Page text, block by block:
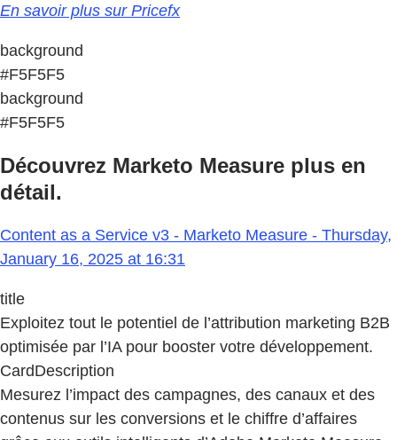
En savoir plus sur Pricefx
background
#F5F5F5
background
#F5F5F5
Découvrez Marketo Measure plus en
détail.
Content as a Service v3 - Marketo Measure - Thursday,
January 16, 2025 at 16:31
title
Exploitez tout le potentiel de l’attribution marketing B2B
optimisée par l’IA pour booster votre développement.
CardDescription
Mesurez l’impact des campagnes, des canaux et des
contenus sur les conversions et le chiffre d’affaires